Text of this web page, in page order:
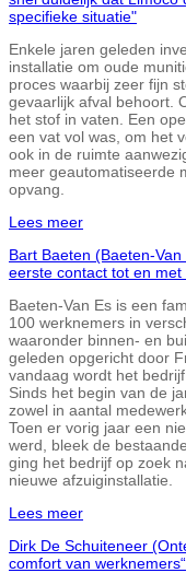
specifieke situatie"
Enkele jaren geleden
installatie om oude
proces waarbij zeer fijn
gevaarlijk afval behoort.
het stof in vaten. Een
een vat vol was, om het
ook in de ruimte
meer geautomatiseerde
opvang.
Lees meer
Bart Baeten (Baeten-
eerste contact tot en met
Baeten-Van Es is een
100 werknemers in
waaronder binnen- en
geleden opgericht door
vandaag wordt het
Sinds het begin van de
zowel in aantal
Toen er vorig jaar een
werd, bleek de
ging het bedrijf op zoek
nieuwe afzuiginstallatie.
Lees meer
Dirk De Schuiteneer
comfort van werknemers“